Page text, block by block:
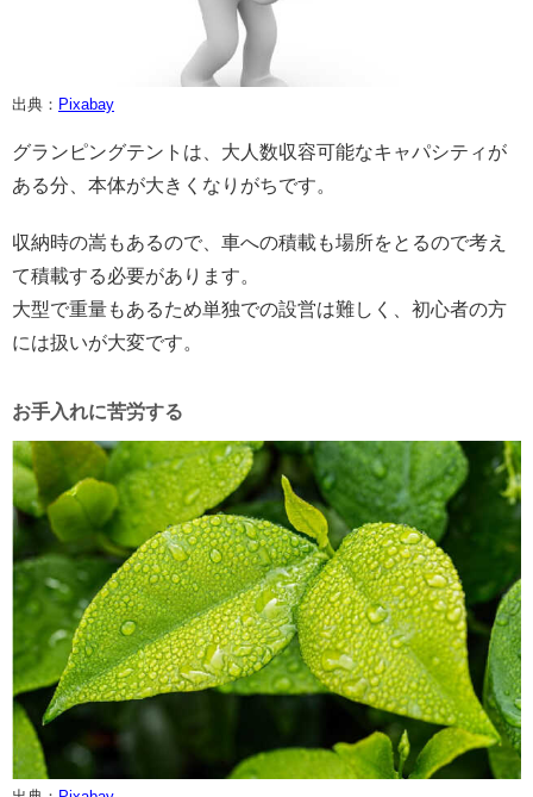
出典： Pixabay
グランピングテントは、大人数収容可能なキャパシティが
ある分、本体が大きくなりがちです。
収納時の嵩もあるので、車への積載も場所をとるので考え
て積載する必要があります。
大型で重量もあるため単独での設営は難しく、初心者の方
には扱いが大変です。
お手入れに苦労する